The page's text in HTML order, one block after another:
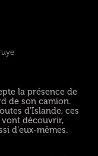
la présence de
de son camion.
d'Islande, ces
vont découvrir,
d'eux-mêmes.